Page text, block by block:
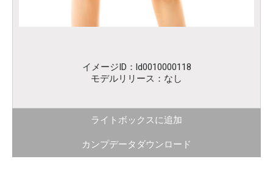
イメージID：ld0010000118
モデルリリース：なし
ライトボックスに追加
カンプデータダウンロード